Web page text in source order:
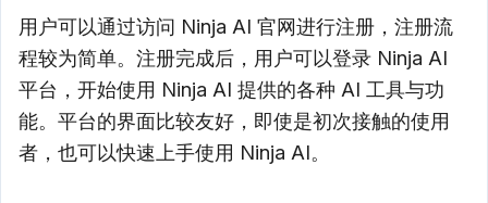
用户可以通过访问 Ninja AI 官网进行注册，注册流
程较为简单。注册完成后，用户可以登录 Ninja AI
平台，开始使用 Ninja AI 提供的各种 AI 工具与功
能。平台的界面比较友好，即使是初次接触的使用
者，也可以快速上手使用 Ninja AI。